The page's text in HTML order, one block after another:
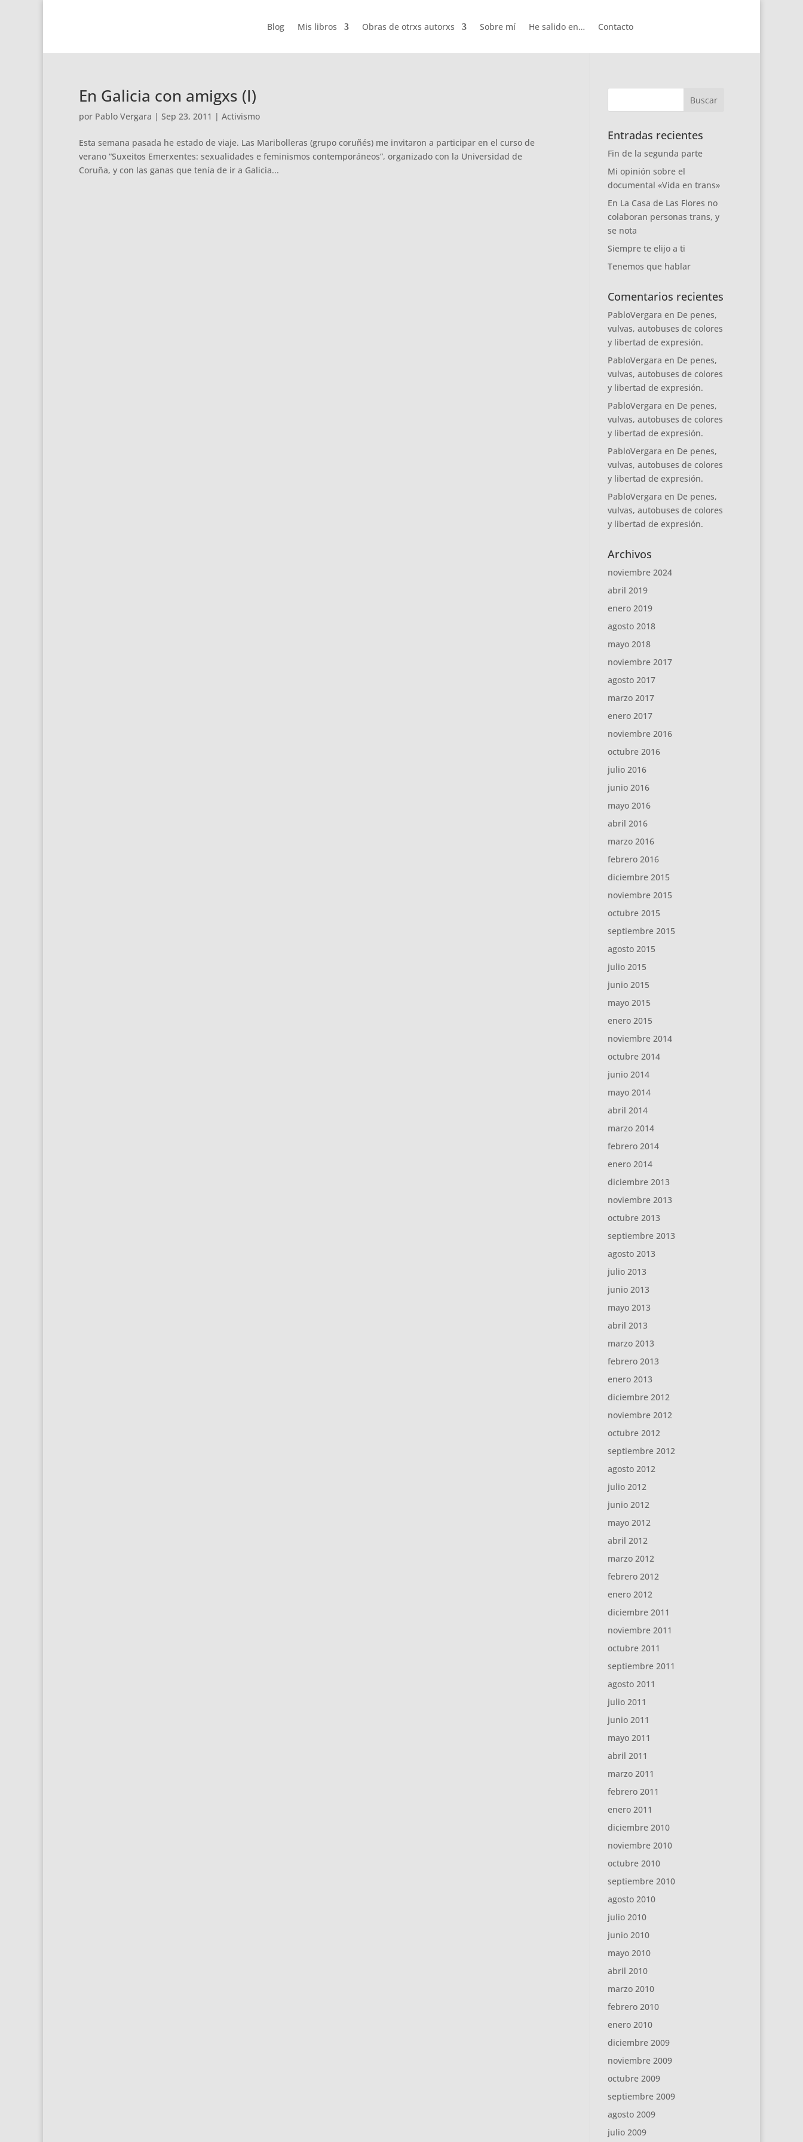
Blog Mis libros Obras de otrxs autorxs Sobre mí He salido en… Contacto
En Galicia con amigxs (I)
por Pablo Vergara | Sep 23, 2011 | Activismo
Esta semana pasada he estado de viaje. Las Maribolleras (grupo coruñés) me invitaron a participar en el curso de
verano “Suxeitos Emerxentes: sexualidades e feminismos contemporáneos”, organizado con la Universidad de
Coruña, y con las ganas que tenía de ir a Galicia...
Entradas recientes
Fin de la segunda parte
Mi opinión sobre el
documental «Vida en trans»
En La Casa de Las Flores no
colaboran personas trans, y
se nota
Siempre te elijo a ti
Tenemos que hablar
Comentarios recientes
PabloVergara en De penes,
vulvas, autobuses de colores
y libertad de expresión.
PabloVergara en De penes,
vulvas, autobuses de colores
y libertad de expresión.
PabloVergara en De penes,
vulvas, autobuses de colores
y libertad de expresión.
PabloVergara en De penes,
vulvas, autobuses de colores
y libertad de expresión.
PabloVergara en De penes,
vulvas, autobuses de colores
y libertad de expresión.
Archivos
noviembre 2024
abril 2019
enero 2019
agosto 2018
mayo 2018
noviembre 2017
agosto 2017
marzo 2017
enero 2017
noviembre 2016
octubre 2016
julio 2016
junio 2016
mayo 2016
abril 2016
marzo 2016
febrero 2016
diciembre 2015
noviembre 2015
octubre 2015
septiembre 2015
agosto 2015
julio 2015
junio 2015
mayo 2015
enero 2015
noviembre 2014
octubre 2014
junio 2014
mayo 2014
abril 2014
marzo 2014
febrero 2014
enero 2014
diciembre 2013
noviembre 2013
octubre 2013
septiembre 2013
agosto 2013
julio 2013
junio 2013
mayo 2013
abril 2013
marzo 2013
febrero 2013
enero 2013
diciembre 2012
noviembre 2012
octubre 2012
septiembre 2012
agosto 2012
julio 2012
junio 2012
mayo 2012
abril 2012
marzo 2012
febrero 2012
enero 2012
diciembre 2011
noviembre 2011
octubre 2011
septiembre 2011
agosto 2011
julio 2011
junio 2011
mayo 2011
abril 2011
marzo 2011
febrero 2011
enero 2011
diciembre 2010
noviembre 2010
octubre 2010
septiembre 2010
agosto 2010
julio 2010
junio 2010
mayo 2010
abril 2010
marzo 2010
febrero 2010
enero 2010
diciembre 2009
noviembre 2009
octubre 2009
septiembre 2009
agosto 2009
julio 2009